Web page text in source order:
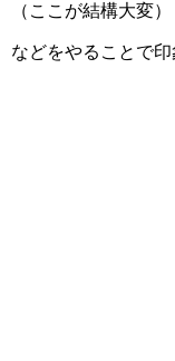
（ここが結構大変）
などをやることで